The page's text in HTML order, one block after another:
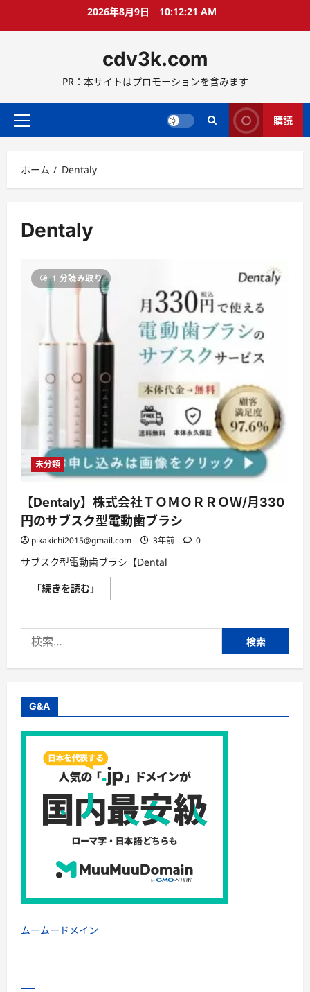
ス
ッ
2026年8月9日 10:12:22 AM
cdv3k.com
PR：本サイトはプロモーションを含みます
メ
メ
ニ
ー
購読
ホーム Dentaly
Dentaly
1 分読み取り
未分類
【Dentaly】株式会社ＴＯＭＯＲＲＯＷ/月330
円のサブスク型電動歯ブラシ
pikakichi2015@gmail.com 3年前 0
サブスク型電動歯ブラシ【Dental
「続きを読む」
株
社
Ｍ
Ｏ
月
円
サ
ブ
ス
ク
電
動
歯
ラ
シ
つ
い
さ
ら
索:
G&A
ムームードメイン